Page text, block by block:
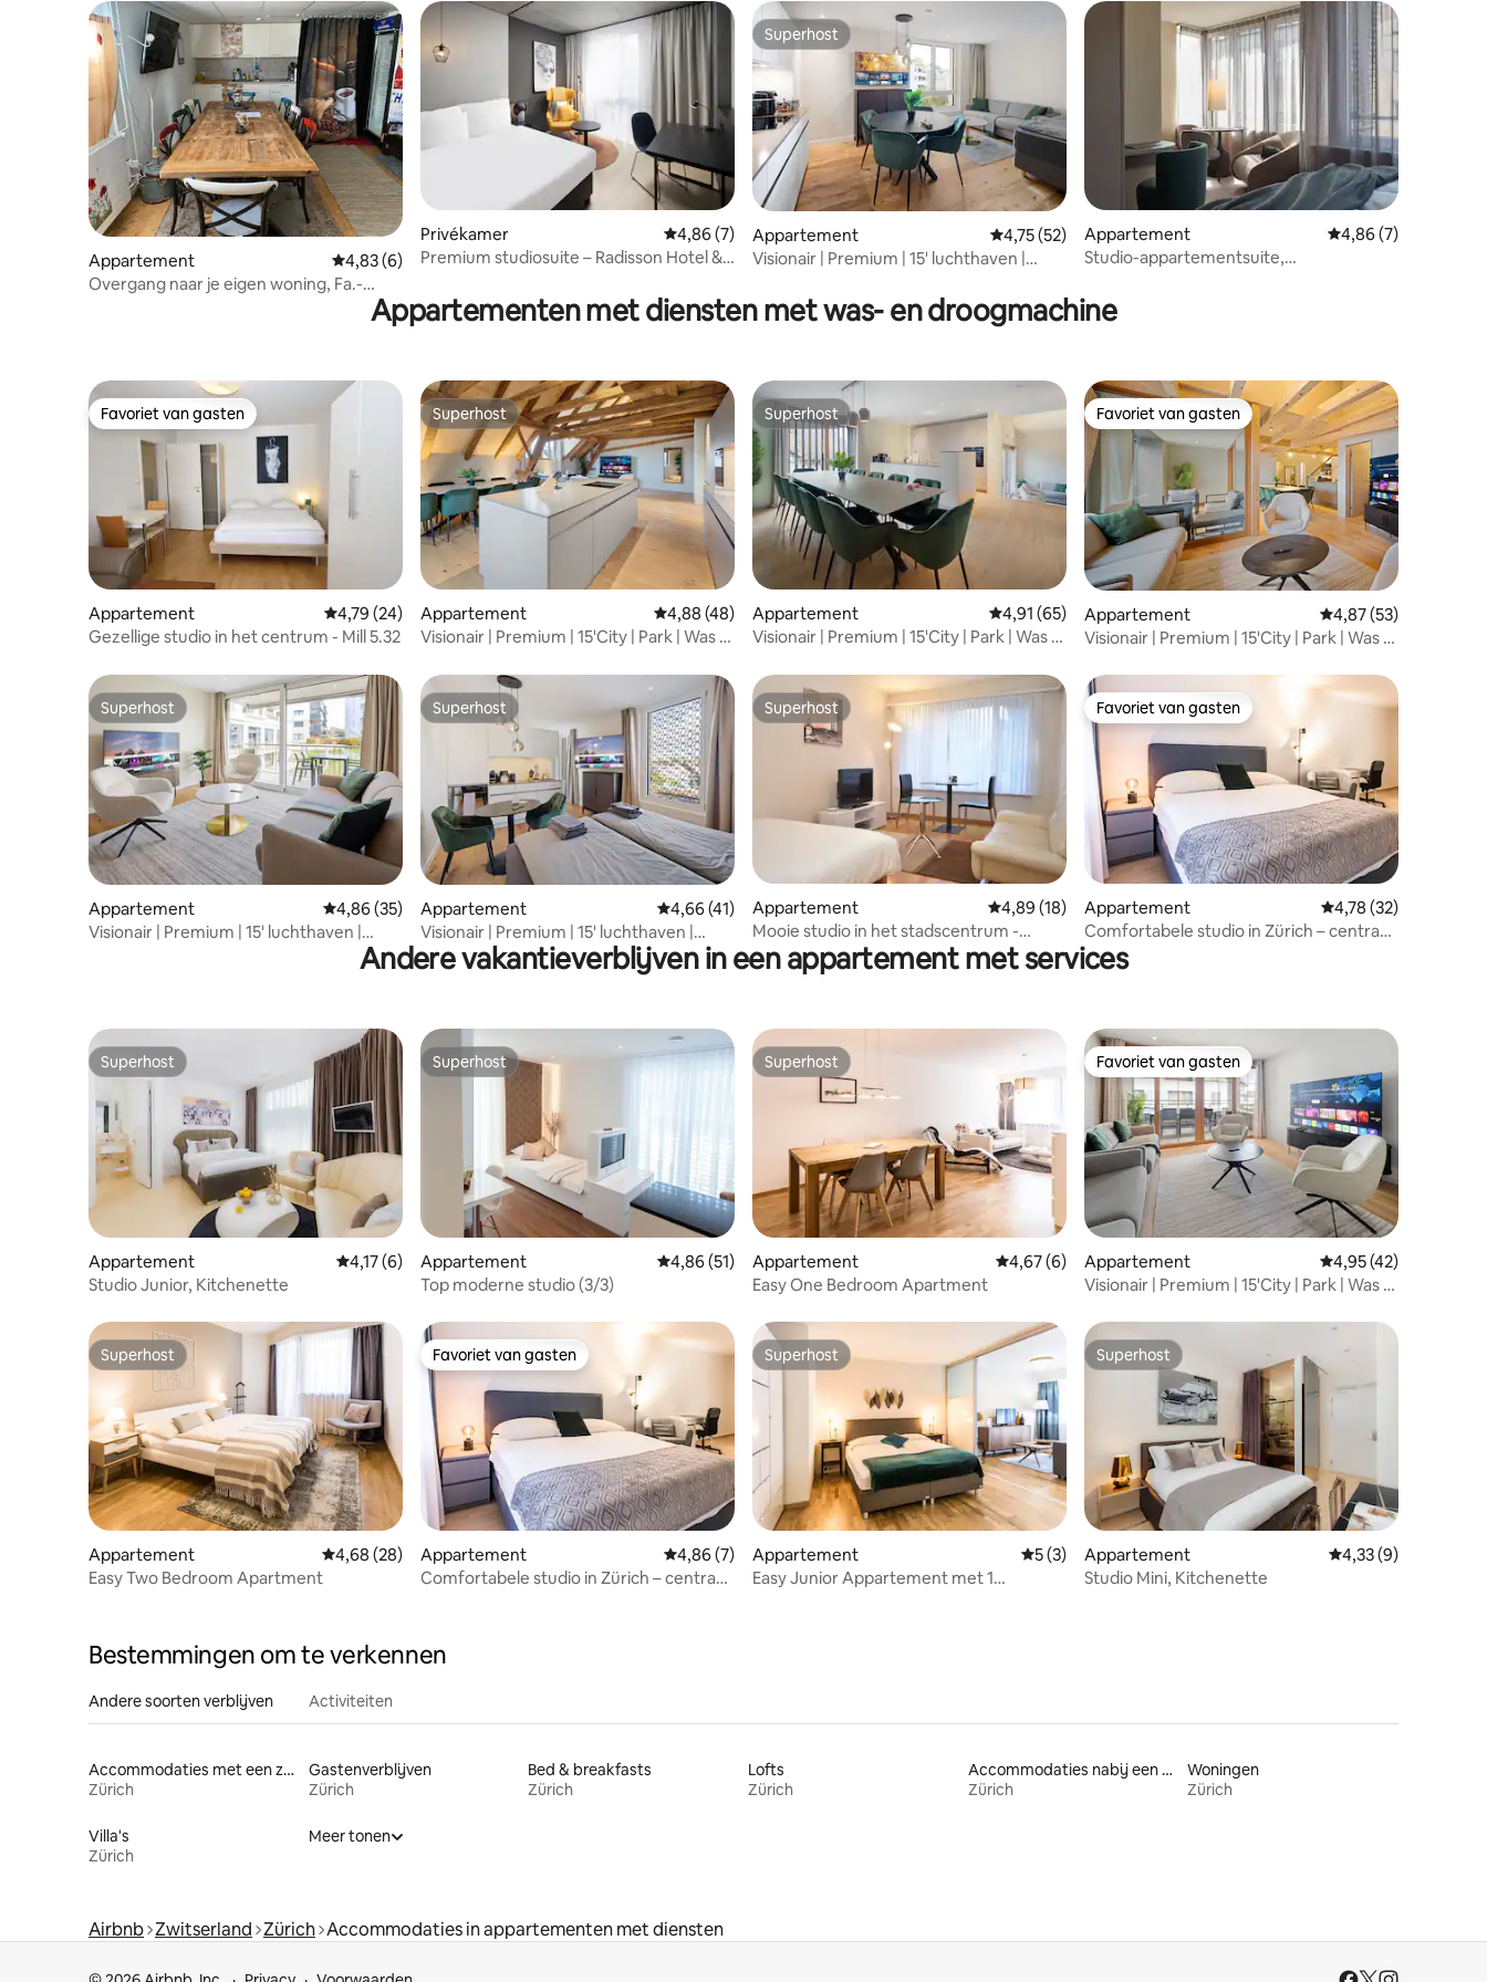
Appartement Gemiddelde beoordeling van 4,83 op 5, 6 recensies
4,83 (6)
Overgang naar je eigen woning, Fa.-
Privékamer Gemiddelde beoordeling van 4,86 op 5, 7 recensies
4,86 (7)
Premium studiosuite – Radisson Hotel &
Superhost
Superhost
Appartement Gemiddelde beoordeling van 4,75 op 5, 52 recensies
4,75 (52)
Visionair | Premium | 15' luchthaven |
Appartement Gemiddelde
4,86 (7)
Studio-appartementsuite,
Appartementen met diensten met was- en droogmachine
Favoriet van gasten
Favoriet van gasten
Appartement Gemiddelde beoordeling van 4,79 op 5, 24 recensies
4,79 (24)
Gezellige studio in het centrum - Mill 5.32
Superhost
Superhost
Appartement Gemiddelde beoordeling van 4,88 op 5, 48 recensies
4,88 (48)
Visionair | Premium | 15'City | Park | Was |
Superhost
Superhost
Appartement Gemiddelde beoordeling van 4,91 op 5, 65 recensies
4,91 (65)
Visionair | Premium | 15'City | Park | Was |
Favoriet van gasten
Favoriet van gasten
Appartement Gemiddelde
4,87 (53)
Visionair | Premium | 15'City | Park | Was |
Superhost
Superhost
Appartement Gemiddelde beoordeling van 4,86 op 5, 35 recensies
4,86 (35)
Visionair | Premium | 15' luchthaven |
Superhost
Superhost
Appartement Gemiddelde beoordeling van 4,66 op 5, 41 recensies
4,66 (41)
Visionair | Premium | 15' luchthaven |
Parkeren/wassen/koken
Superhost
Superhost
Appartement Gemiddelde beoordeling van 4,89 op 5, 18 recensies
4,89 (18)
Mooie studio in het stadscentrum -
Vineyard 11
Favoriet van gasten
Favoriet van gasten
Appartement Gemiddelde
4,78 (32)
Comfortabele studio in Zürich – centraal
gelegen, werkplek
Andere vakantieverblijven in een appartement met services
Superhost
Superhost
Appartement Gemiddelde beoordeling van 4,17 op 5, 6 recensies
4,17 (6)
Studio Junior, Kitchenette
Superhost
Superhost
Appartement Gemiddelde beoordeling van 4,86 op 5, 51 recensies
4,86 (51)
Top moderne studio (3/3)
Superhost
Superhost
Appartement Gemiddelde beoordeling van 4,67 op 5, 6 recensies
4,67 (6)
Easy One Bedroom Apartment
Favoriet van gasten
Favoriet van gasten
Appartement Gemiddelde
4,95 (42)
Visionair | Premium | 15'City | Park | Was |
Superhost
Superhost
Appartement Gemiddelde beoordeling van 4,68 op 5, 28 recensies
4,68 (28)
Easy Two Bedroom Apartment
Favoriet van gasten
Favoriet van gasten
Appartement Gemiddelde beoordeling van 4,86 op 5, 7 recensies
4,86 (7)
Comfortabele studio in Zürich – centraal
Superhost
Superhost
Appartement Gemiddelde beoordeling van 5 op 5, 3 recensies
5 (3)
Easy Junior Appartement met 1
Superhost
Superhost
Appartement Gemiddelde
4,33 (9)
Studio Mini, Kitchenette
Bestemmingen om te verkennen
Andere soorten verblijven Activiteiten
Accommodaties met een zwembad
Zürich
Gastenverblijven
Zürich
Bed & breakfasts
Zürich
Lofts
Zürich
Accommodaties nabij een meer
Zürich
Woningen
Zürich
Villa's
Zürich
Meer tonen
Airbnb Zwitserland Zürich Accommodaties in appartementen met diensten